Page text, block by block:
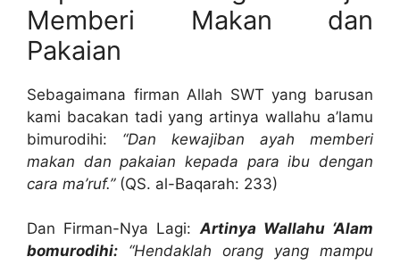
Memberi Makan dan
Pakaian
Sebagaimana firman Allah SWT yang barusan
kami bacakan tadi yang artinya wallahu a’lamu
bimurodihi: “Dan kewajiban ayah memberi
makan dan pakaian kepada para ibu dengan
cara ma’ruf.”(QS. al-Baqarah: 233)
Dan Firman-Nya Lagi:Artinya Wallahu ‘Alam
bomurodihi: “Hendaklah orang yang mampu